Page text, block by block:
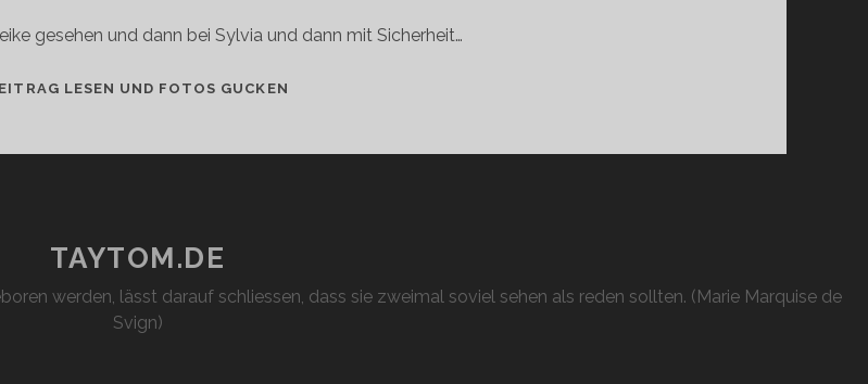
gesehen und dann bei Sylvia und dann mit Sicherheit…
LESEN UND FOTOS GUCKEN
TAYTOM.DE
werden, lässt darauf schliessen, dass sie zweimal soviel sehen als reden sollten. (Marie Marquise de
Svign)